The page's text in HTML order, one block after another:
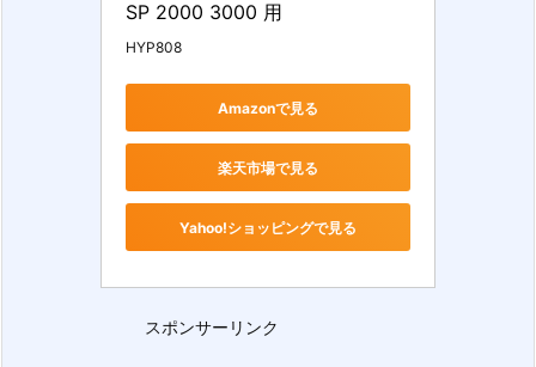
SP 2000 3000 用
HYP808
Amazonで見る
楽天市場で見る
Yahoo!ショッピングで見る
スポンサーリンク